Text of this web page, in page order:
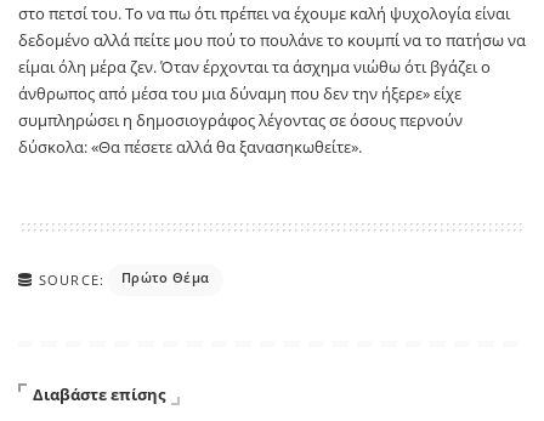
στο πετσί του. Το να πω ότι πρέπει να έχουμε καλή ψυχολογία είναι
δεδομένο αλλά πείτε μου πού το πουλάνε το κουμπί να το πατήσω να
είμαι όλη μέρα ζεν. Όταν έρχονται τα άσχημα νιώθω ότι βγάζει ο
άνθρωπος από μέσα του μια δύναμη που δεν την ήξερε» είχε
συμπληρώσει η δημοσιογράφος λέγοντας σε όσους περνούν
δύσκολα: «Θα πέσετε αλλά θα ξανασηκωθείτε».
SOURCE: Πρώτο Θέμα
Διαβάστε επίσης